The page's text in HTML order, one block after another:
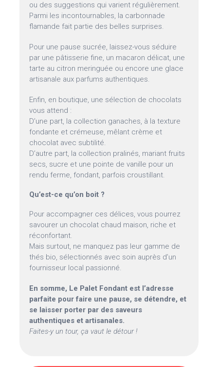
ou des suggestions qui varient régulièrement.
Parmi les incontournables, la carbonnade
flamande fait partie des belles surprises.
Pour une pause sucrée, laissez-vous séduire
par une pâtisserie fine, un macaron délicat, une
tarte au citron meringuée ou encore une glace
artisanale aux parfums authentiques.
Enfin, en boutique, une sélection de chocolats
vous attend :
D’une part, la collection ganaches, à la texture
fondante et crémeuse, mêlant crème et
chocolat avec subtilité.
D’autre part, la collection pralinés, mariant fruits
secs, sucre et une pointe de vanille pour un
rendu ferme, fondant, parfois croustillant.
Qu’est-ce qu’on boit ?
Pour accompagner ces délices, vous pourrez
savourer un chocolat chaud maison, riche et
réconfortant.
Mais surtout, ne manquez pas leur gamme de
thés bio, sélectionnés avec soin auprès d’un
fournisseur local passionné.
En somme, Le Palet Fondant est l’adresse
parfaite pour faire une pause, se détendre, et
se laisser porter par des saveurs
authentiques et artisanales.
Faites-y un tour, ça vaut le détour !